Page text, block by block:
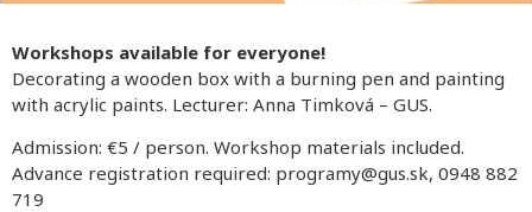
Workshops available for everyone!
Decorating a wooden box with a burning pen and painting
with acrylic paints. Lecturer: Anna Timková – GUS.
Admission: €5 / person. Workshop materials included.
Advance registration required: programy@gus.sk, 0948 882
719